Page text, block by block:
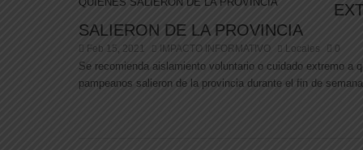
SALIERON DE LA PROVINCIA
Feb 15, 2021 IMPACTO INFORMATIVO Locales 0
Se recomienda aislamiento voluntario o cuidado extremo a
pampeanos salieron de la provincia durante el fin de